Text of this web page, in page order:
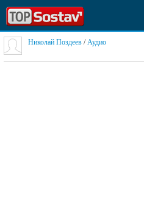
Николай Поздеев /Аудио